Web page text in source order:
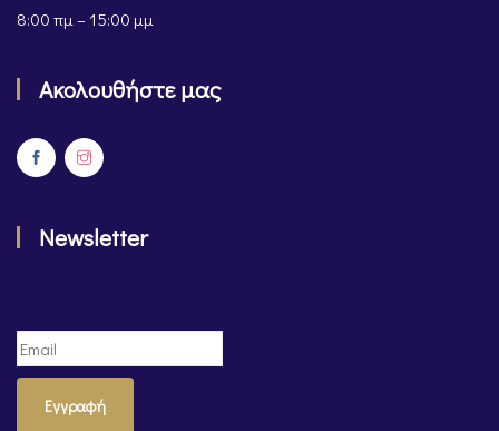
8:00 πμ – 15:00 μμ
Ακολουθήστε μας
Newsletter
Εγγραφή